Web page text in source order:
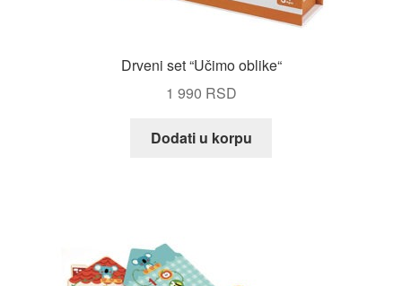
Drveni set “Učimo oblike“
1 990 RSD
Dodati u korpu